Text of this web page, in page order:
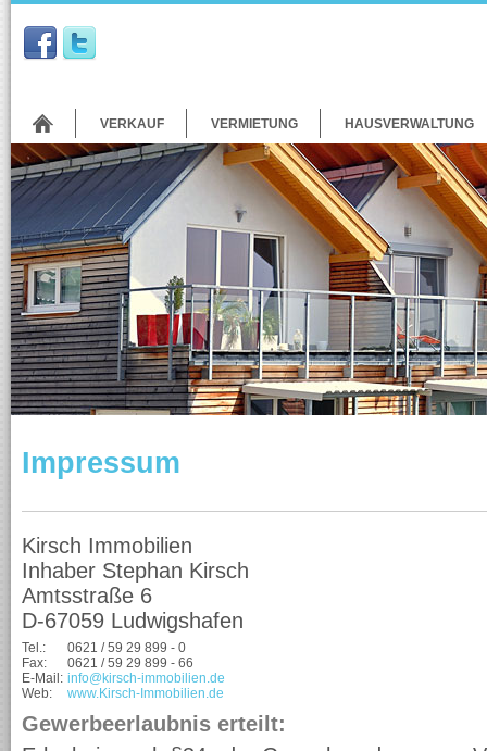
VERKAUF VERMIETUNG HAUSVERWALTUNG
Impressum
Kirsch Immobilien
Inhaber Stephan Kirsch
Amtsstraße 6
D-67059 Ludwigshafen
Tel.:
0621 / 59 29 899 - 0
Fax:
0621 / 59 29 899 - 66
E-Mail: info@kirsch-immobilien.de
Web:
www.Kirsch-Immobilien.de
Gewerbeerlaubnis erteilt: